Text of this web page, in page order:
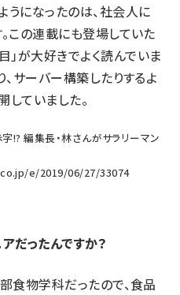
うになったのは、社会人に
この連載にも登場していた
」が大好きでよく読んでいま
、サーバー構築したりするよ
していました。
!? 編集長・林さんがサラリーマン
e/2019/06/27/33074
だったんですか？
食物学科だったので、食品